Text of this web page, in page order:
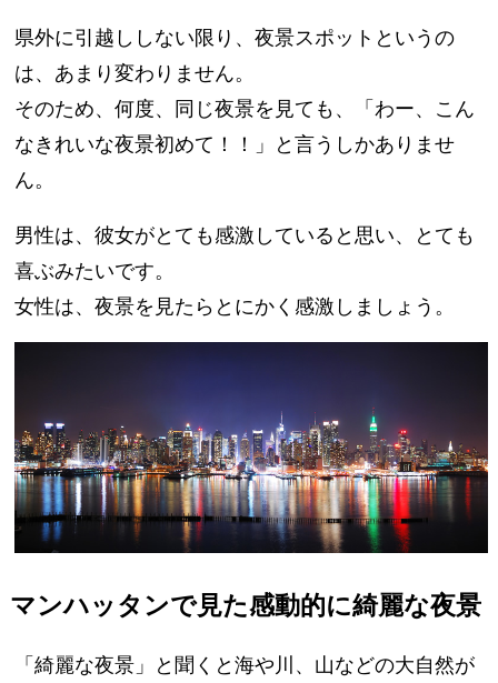
県外に引越ししない限り、夜景スポットというの
は、あまり変わりません。
そのため、何度、同じ夜景を見ても、「わー、こん
なきれいな夜景初めて！！」と言うしかありませ
ん。
男性は、彼女がとても感激していると思い、とても
喜ぶみたいです。
女性は、夜景を見たらとにかく感激しましょう。
マンハッタンで見た感動的に綺麗な夜景
「綺麗な夜景」と聞くと海や川、山などの大自然が